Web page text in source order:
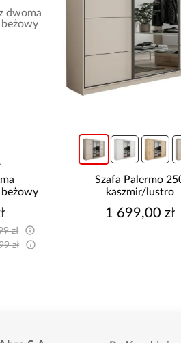
Szafa Palermo 250
kaszmir/lustro